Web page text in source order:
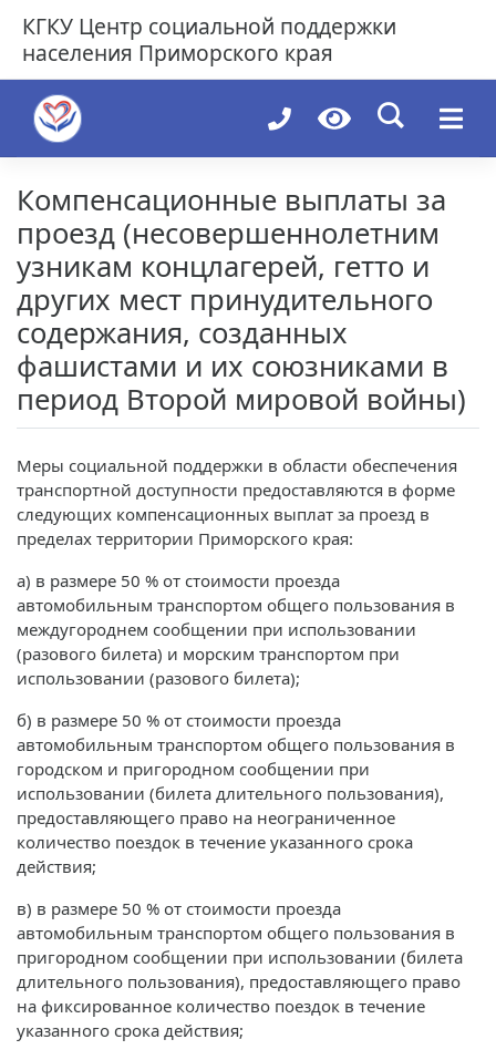
content
КГКУ Центр социальной поддержки
населения Приморского края
Компенсационные выплаты за
проезд (несовершеннолетним
узникам концлагерей, гетто и
других мест принудительного
содержания, созданных
фашистами и их союзниками в
период Второй мировой войны)
Меры социальной поддержки в области обеспечения
транспортной доступности предоставляются в форме
следующих компенсационных выплат за проезд в
пределах территории Приморского края:
а) в размере 50 % от стоимости проезда
автомобильным транспортом общего пользования в
междугороднем сообщении при использовании
(разового билета) и морским транспортом при
использовании (разового билета);
б) в размере 50 % от стоимости проезда
автомобильным транспортом общего пользования в
городском и пригородном сообщении при
использовании (билета длительного пользования),
предоставляющего право на неограниченное
количество поездок в течение указанного срока
действия;
в) в размере 50 % от стоимости проезда
автомобильным транспортом общего пользования в
пригородном сообщении при использовании (билета
длительного пользования), предоставляющего право
на фиксированное количество поездок в течение
указанного срока действия;